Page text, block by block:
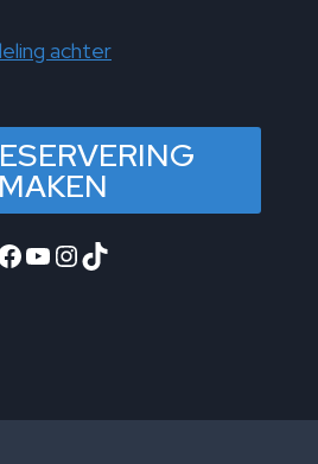
achter
MAKEN
YouTube
Instagram
TikTok